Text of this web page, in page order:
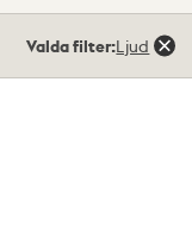
träffar
Valda filter:Ljud